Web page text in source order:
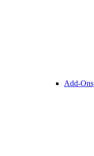
Add-Ons